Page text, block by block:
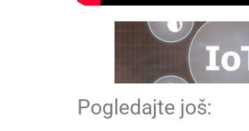
Pogledajte još: